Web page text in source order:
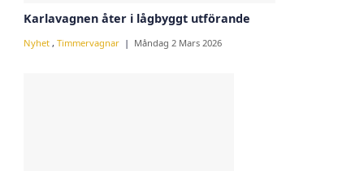
Karlavagnen åter i lågbyggt utförande
Nyhet , Timmervagnar Måndag 2 Mars 2026